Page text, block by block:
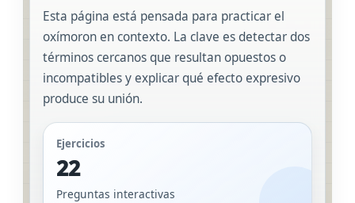
Esta página está pensada para practicar el
oxímoron en contexto. La clave es detectar dos
términos cercanos que resultan opuestos o
incompatibles y explicar qué efecto expresivo
produce su unión.
Ejercicios
22
Preguntas interactivas